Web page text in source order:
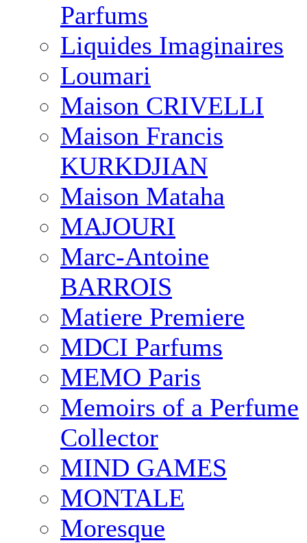
Parfums
Liquides Imaginaires
Loumari
Maison CRIVELLI
Maison Francis
KURKDJIAN
Maison Mataha
MAJOURI
Marc-Antoine
BARROIS
Matiere Premiere
MDCI Parfums
MEMO Paris
Memoirs of a Perfume
Collector
MIND GAMES
MONTALE
Moresque